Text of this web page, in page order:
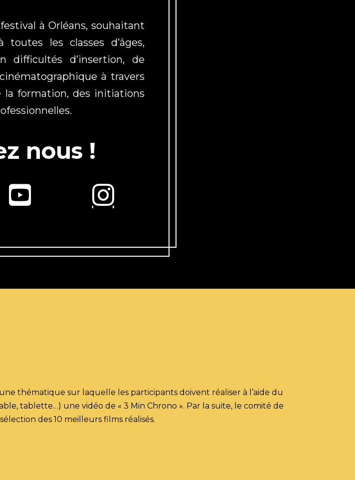
festival à Orléans, souhaitant
les classes d’âges,
difficultés d’insertion, de
à travers
la formation, des initiations
nous !
thématique sur laquelle les participants doivent réaliser à l’aide du
tablette…) une vidéo de « 3 Min Chrono ». Par la suite, le comité de
des 10 meilleurs films réalisés.